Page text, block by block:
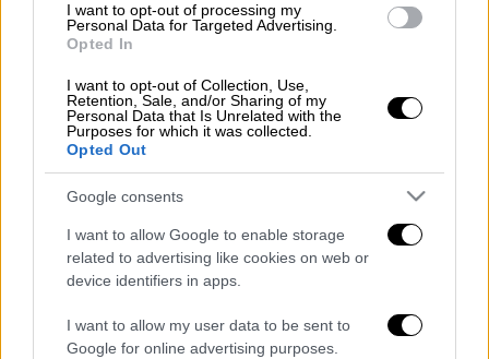
I want to opt-out of processing my
Personal Data for Targeted Advertising.
Opted In
I want to opt-out of Collection, Use,
Retention, Sale, and/or Sharing of my
Personal Data that Is Unrelated with the
Purposes for which it was collected.
Opted Out
Google consents
I want to allow Google to enable storage
related to advertising like cookies on web or
device identifiers in apps.
I want to allow my user data to be sent to
Google for online advertising purposes.
ενδεκάδα με μέσο όρο ηλικίας 22,7 χρόνια! Ο
Καρέτσας παίζει βασικός και είναι ο πιο
νέος στα 17 του χρόνια και ο Γιαννούλης
είναι ο... γηραιότερος σε ηλικία 29 ετών.
Αναλυτικά στην ενδεκάδα της Εθνικής
βρίσκονται οι Τζολάκης (22), Γιαννούλης (29),
Κουλιεράκης (21), Μαυροπάνος (27),
Βαγιαννίδης (23), Ζαφείρης (22), Μουζακίτης
(18), Καρέτσας (17), Τζόλης (23),
Κωνσταντέλιας (22) και Παυλίδης (26).
Διαβάστε ακόμη